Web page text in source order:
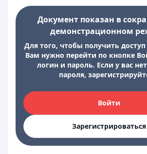
Документ показан в
демонстрационном
Для того, чтобы получить
Вам нужно перейти по кнопке
логин и пароль. Если у вас
пароля,
Войти
Зарегистрироваться